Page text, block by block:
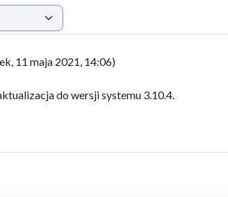
11 maja 2021, 14:06)
do wersji systemu 3.10.4.